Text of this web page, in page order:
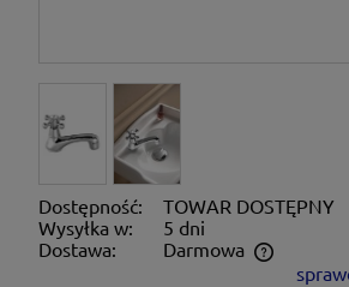
Dostępność:
TOWAR DOSTĘPNY
Wysyłka w:
5 dni
Dostawa:
Darmowa
Cena nie zawiera ewentualnych kosztów